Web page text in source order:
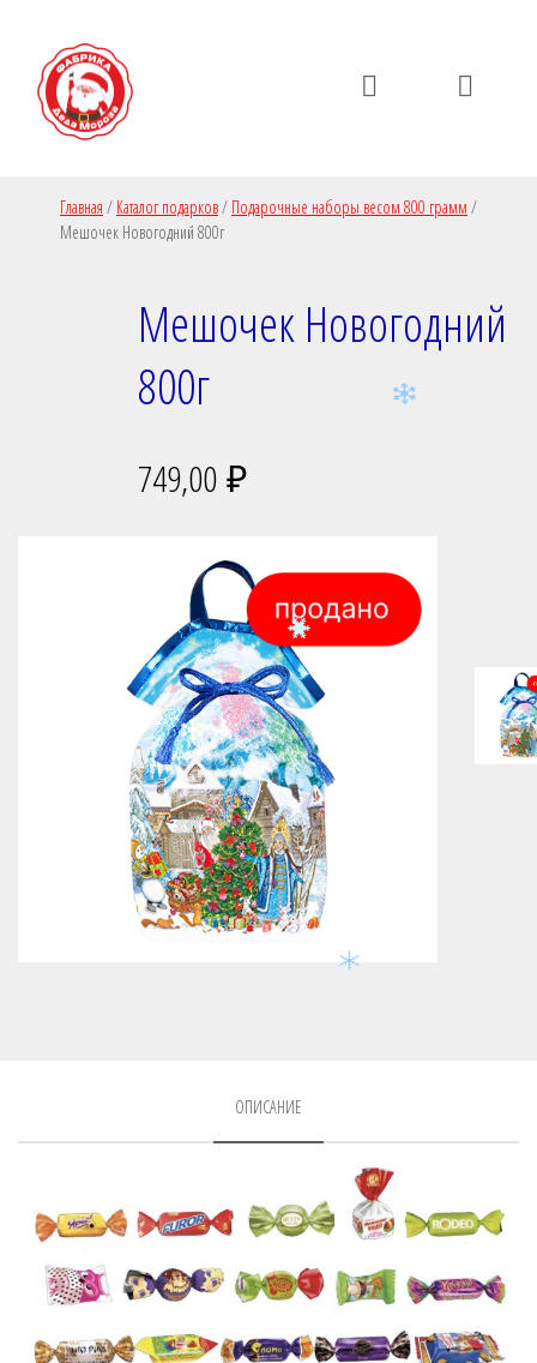
навигацию
Главная / Каталог подарков/ Подарочные наборы весом 800 грамм /
Мешочек Новогодний 800г
Мешочек Новогодний
800г
749,00₽
Нет в наличии
ОПИСАНИЕ